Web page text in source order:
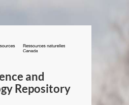
/
Canada
and
Repository